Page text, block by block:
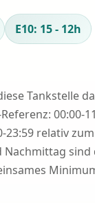
E10: 15 - 12h
Tankstelle
00:00-
23:59 relativ
Nachmittag